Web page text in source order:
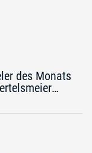
des Monats